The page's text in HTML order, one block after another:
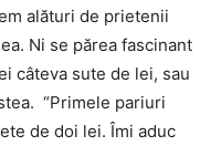
alături de prietenii
Ni se părea fascinant
câteva sute de lei, sau
“Primele pariuri
de doi lei. Îmi aduc